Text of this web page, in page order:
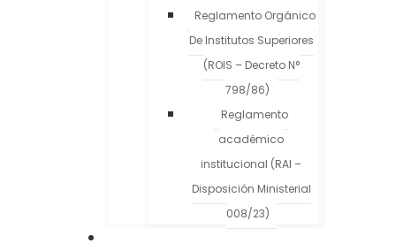
Reglamento Orgánico
De Institutos Superiores
(ROIS – Decreto N°
798/86)
Reglamento
académico
institucional (RAI –
Disposición Ministerial
008/23)